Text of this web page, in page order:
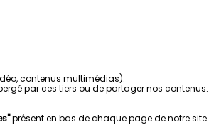
contenus multimédias).
par ces tiers ou de partager nos contenus.
présent en bas de chaque page de notre site.